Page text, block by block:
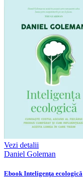
Vezi detalii
Daniel Goleman
Ebook Inteligenţa ecologică